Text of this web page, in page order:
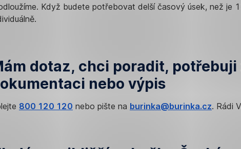
Když budete potřebovat delší časový úsek, než je
dotaz, chci poradit,
nebo výpis
800 120 120 nebo pište na burinka@burinka.cz. Rádi